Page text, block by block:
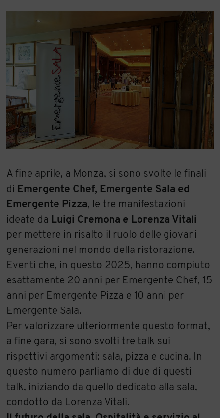
A fine aprile, a Monza, si sono svolte le finali
di Emergente Chef, Emergente Sala ed
Emergente Pizza, le tre manifestazioni
ideate da Luigi Cremona e Lorenza Vitali
per mettere in risalto il ruolo delle giovani
generazioni nel mondo della ristorazione.
Eventi che, in questo 2025, hanno compiuto
esattamente 20 anni per Emergente Chef, 15
anni per Emergente Pizza e 10 anni per
Emergente Sala.
Per valorizzare ulteriormente questo format,
a fine gara, si sono svolti tre talk sui
rispettivi argomenti: sala, pizza e cucina. In
questo numero parliamo di due di questi
talk, iniziando da quello dedicato alla sala,
condotto da Lorenza Vitali.